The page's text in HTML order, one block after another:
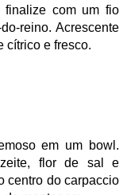
finalize com um fio
reino. Acrescente
cítrico e fresco.
em um bowl.
flor de sal e
centro do carpaccio